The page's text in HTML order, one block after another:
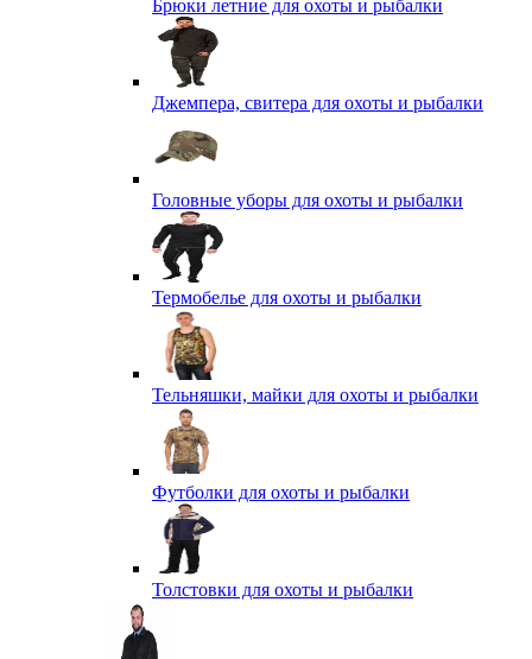
Брюки летние для охоты и рыбалки
Джемпера, свитера для охоты и рыбалки
Головные уборы для охоты и рыбалки
Термобелье для охоты и рыбалки
Тельняшки, майки для охоты и рыбалки
Футболки для охоты и рыбалки
Толстовки для охоты и рыбалки